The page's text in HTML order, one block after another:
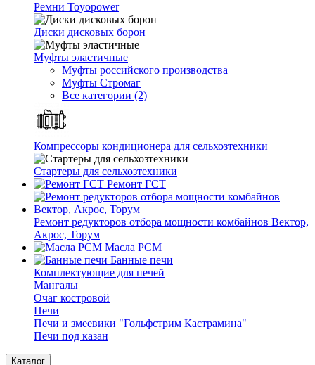
Ремни Toyopower
Диски дисковых борон
Муфты эластичные
Муфты российского производства
Муфты Стромаг
Все категории (2)
Компрессоры кондиционера для сельхозтехники
Стартеры для сельхозтехники
Ремонт ГСТ
Ремонт редукторов отбора мощности комбайнов Вектор,
Акрос, Торум
Масла РСМ
Банные печи
Комплектующие для печей
Мангалы
Очаг костровой
Печи
Печи и змеевики "Гольфстрим Кастрамина"
Печи под казан
Каталог